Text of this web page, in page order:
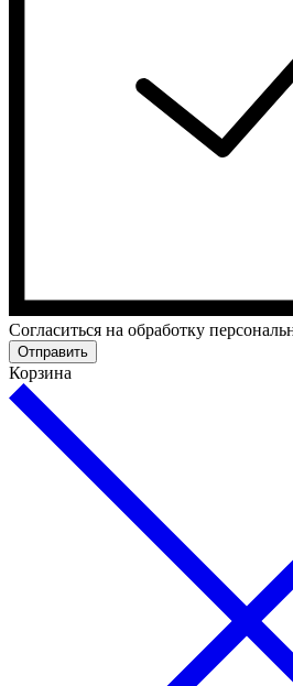
Cогласиться на обработку
Отправить
Корзина